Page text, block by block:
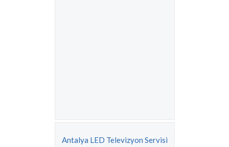
Antalya LED Televizyon Servisi